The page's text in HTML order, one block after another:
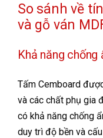
So sánh về
và gỗ ván
Khả năng chống
Tấm Cemboard
và các chất phụ gia
có khả năng chống
duy trì độ bền và